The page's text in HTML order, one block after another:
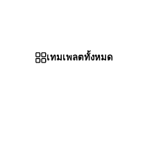
เทมเพลตทั้งหมด